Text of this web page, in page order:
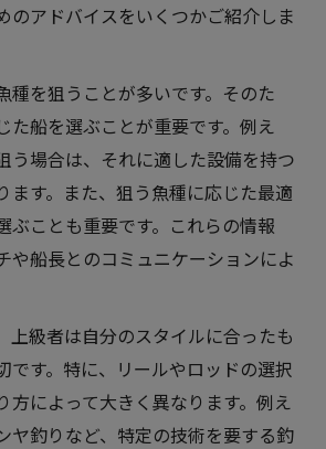
のアドバイスをいくつかご紹介しま
種を狙うことが多いです。そのた
た船を選ぶことが重要です。例え
う場合は、それに適した設備を持つ
ます。また、狙う魚種に応じた最適
ぶことも重要です。これらの情報
や船長とのコミュニケーションによ
上級者は自分のスタイルに合ったも
です。特に、リールやロッドの選択
方によって大きく異なります。例え
ヤ釣りなど、特定の技術を要する釣